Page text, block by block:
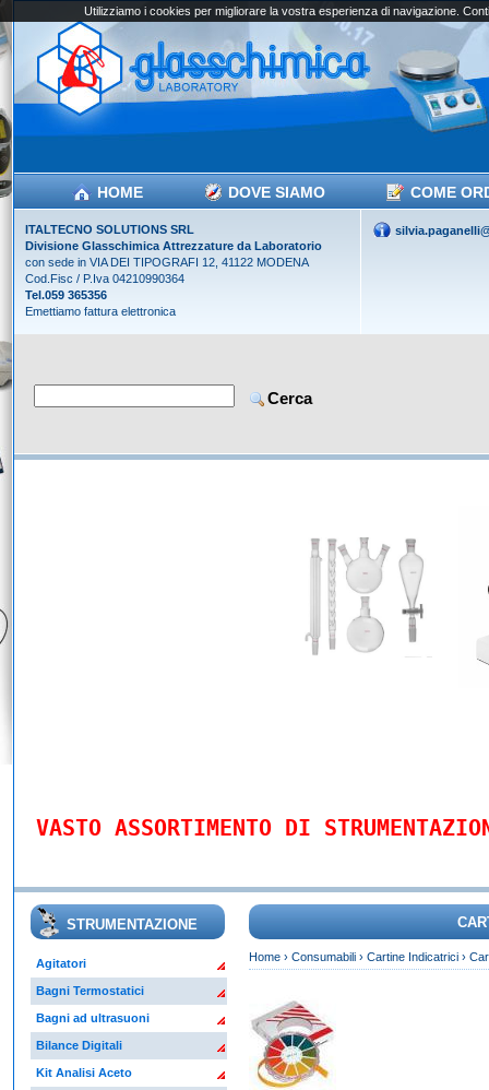
HOME DOVE SIAMO COME
ITALTECNO SOLUTIONS SRL
Divisione Glasschimica Attrezzature da Laboratorio
con sede in VIA DEI TIPOGRAFI 12, 41122 MODENA
Cod.Fisc / P.Iva 04210990364
Tel.059 365356
Emettiamo fattura elettronica
VASTO ASSORTIMENTO DI
STRUMENTAZIONE
Agitatori
Bagni Termostatici
Bagni ad ultrasuoni
Bilance Digitali
Kit Analisi Aceto
Home› Consumabili› Cartine Indicatrici›
Utilizziamo i cookies per migliorare la vostra esperienza di navigazione.